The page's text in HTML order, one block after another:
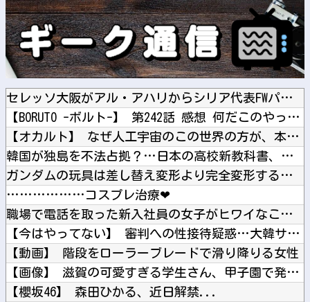
セレッソ大阪がアル・アハリからシリア代表FWパブロ・サバック...
【BORUTO -ボルト-】 第242話 感想 何だこのやっ...
【オカルト】 なぜ人工宇宙のこの世界の方が、本物の宇宙より本...
韓国が独島を不法占拠？…日本の高校新教科書、また強引な主張＝...
ガンダムの玩具は差し替え変形より完全変形する方がいいよね
………………コスプレ治療❤
職場で電話を取った新入社員の女子がヒワイなことを言われてショ...
【今はやってない】 審判への性接待疑惑…大韓サッカー協会が声...
【動画】 階段をローラーブレードで滑り降りる女性
【画像】 滋賀の可愛すぎる学生さん、甲子園で発見される
【櫻坂46】 森田ひかる、近日解禁...